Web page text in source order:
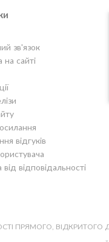
зв'язок
на сайті
відгуків
відповідальності
ПРЯМОГО,